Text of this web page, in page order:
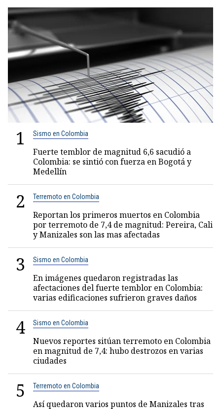
1 Sismo en Colombia
Fuerte temblor de magnitud 6,6 sacudió a
Colombia: se sintió con fuerza en Bogotá y
Medellín
2 Terremoto en Colombia
Reportan los primeros muertos en Colombia
por terremoto de 7,4 de magnitud: Pereira, Cali
y Manizales son las mas afectadas
3 Sismo en Colombia
En imágenes quedaron registradas las
afectaciones del fuerte temblor en Colombia:
varias edificaciones sufrieron graves daños
4 Sismo en Colombia
Nuevos reportes sitúan terremoto en Colombia
en magnitud de 7,4: hubo destrozos en varias
ciudades
5 Terremoto en Colombia
Así quedaron varios puntos de Manizales tras